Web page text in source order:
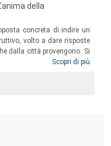
della
concreta di indire un
volto a dare risposte
dalla città provengono. Si
attraverso una prima
processi di innovazione
Scopri di più